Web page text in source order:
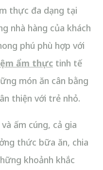
thực đa dạng tại
nhà hàng của khách
phú phù hợp với
ẩm thực tinh tế
món ăn cân bằng
thiện với trẻ nhỏ.
ấm cúng, cả gia
thức bữa ăn, chia
khoảnh khắc